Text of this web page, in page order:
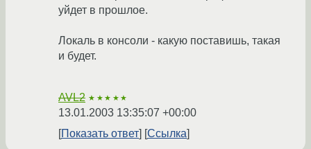
уйдет в прошлое.
Локаль в консоли - какую поставишь, такая
и будет.
AVL2 ★★★★★
13.01.2003 13:35:07 +00:00
Показать ответ
Ссылка